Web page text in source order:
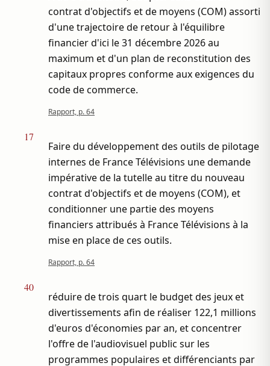
contrat d'objectifs et de moyens (COM) assorti
d'une trajectoire de retour à l'équilibre
financier d'ici le 31 décembre 2026 au
maximum et d'un plan de reconstitution des
capitaux propres conforme aux exigences du
code de commerce.
Rapport, p. 64
17
Faire du développement des outils de pilotage
internes de France Télévisions une demande
impérative de la tutelle au titre du nouveau
contrat d'objectifs et de moyens (COM), et
conditionner une partie des moyens
financiers attribués à France Télévisions à la
mise en place de ces outils.
Rapport, p. 64
40
réduire de trois quart le budget des jeux et
divertissements afin de réaliser 122,1 millions
d'euros d'économies par an, et concentrer
l'offre de l'audiovisuel public sur les
programmes populaires et différenciants par